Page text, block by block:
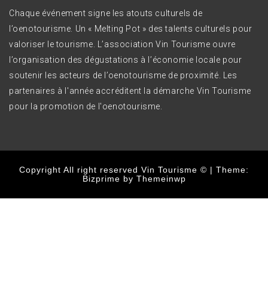
Chaque événement signe les atouts culturels de
l’oenotourisme. Un « Melting Pot » des talents culturels pour
valoriser le tourisme. L’association Vin Tourisme ouvre
l’organisation des dégustations à l’économie locale pour
soutenir les acteurs de l’oenotourisme de proximité. Les
partenaires à l'année accréditent la démarche Vin Tourisme
pour la promotion de l'oenotourisme.
Copyright All right reserved Vin Tourisme © | Theme:
Bizprime by Themeinwp